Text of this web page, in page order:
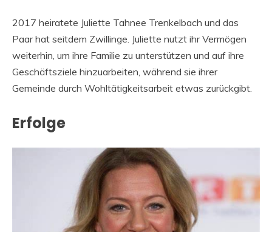
2017 heiratete Juliette Tahnee Trenkelbach und das
Paar hat seitdem Zwillinge. Juliette nutzt ihr Vermögen
weiterhin, um ihre Familie zu unterstützen und auf ihre
Geschäftsziele hinzuarbeiten, während sie ihrer
Gemeinde durch Wohltätigkeitsarbeit etwas zurückgibt.
Erfolge